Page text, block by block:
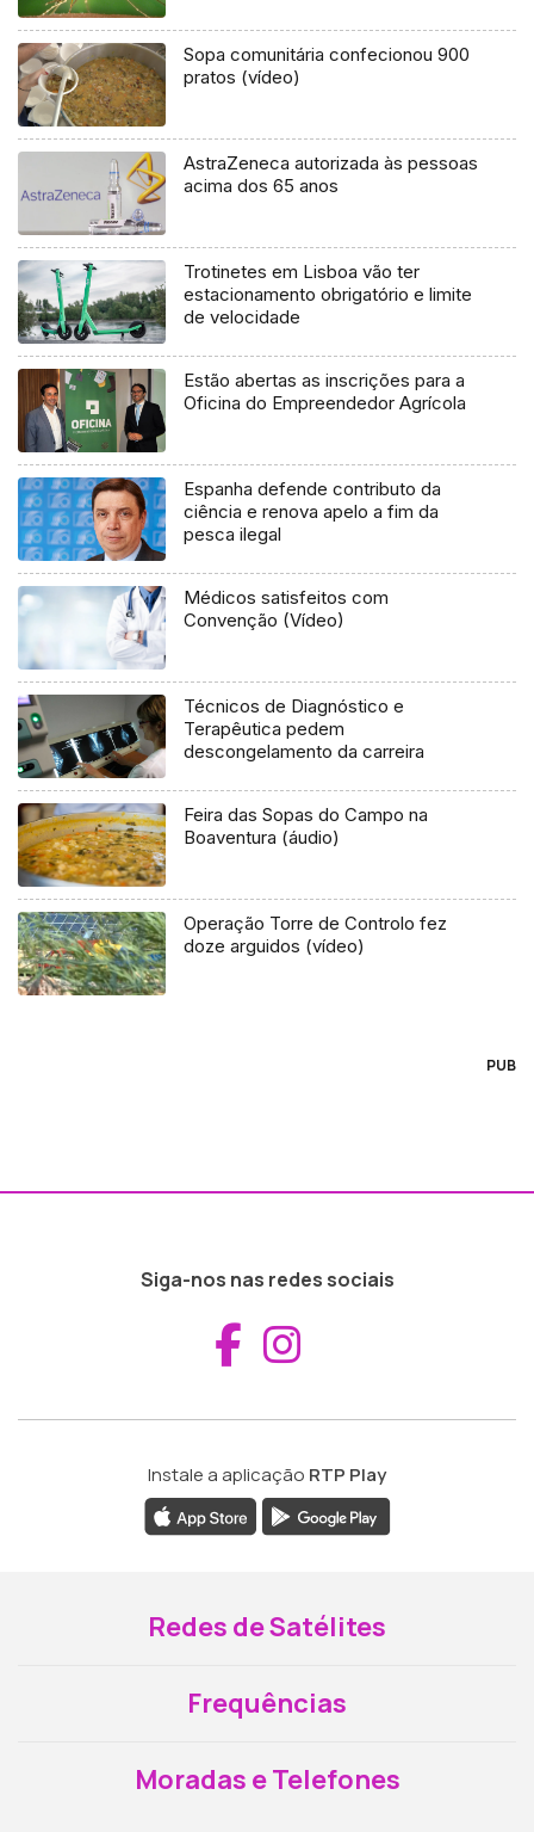
Sopa comunitária confecionou 900
pratos (vídeo)
AstraZeneca autorizada às pessoas
acima dos 65 anos
Trotinetes em Lisboa vão ter
estacionamento obrigatório e limite
de velocidade
Estão abertas as inscrições para a
Oficina do Empreendedor Agrícola
Espanha defende contributo da
ciência e renova apelo a fim da
pesca ilegal
Médicos satisfeitos com
Convenção (Vídeo)
Técnicos de Diagnóstico e
Terapêutica pedem
descongelamento da carreira
Feira das Sopas do Campo na
Boaventura (áudio)
Operação Torre de Controlo fez
doze arguidos (vídeo)
PUB
Siga-nos nas redes sociais
Aceder ao
Instale a aplicação RTP Play
Redes de Satélites
Frequências
Moradas e Telefones